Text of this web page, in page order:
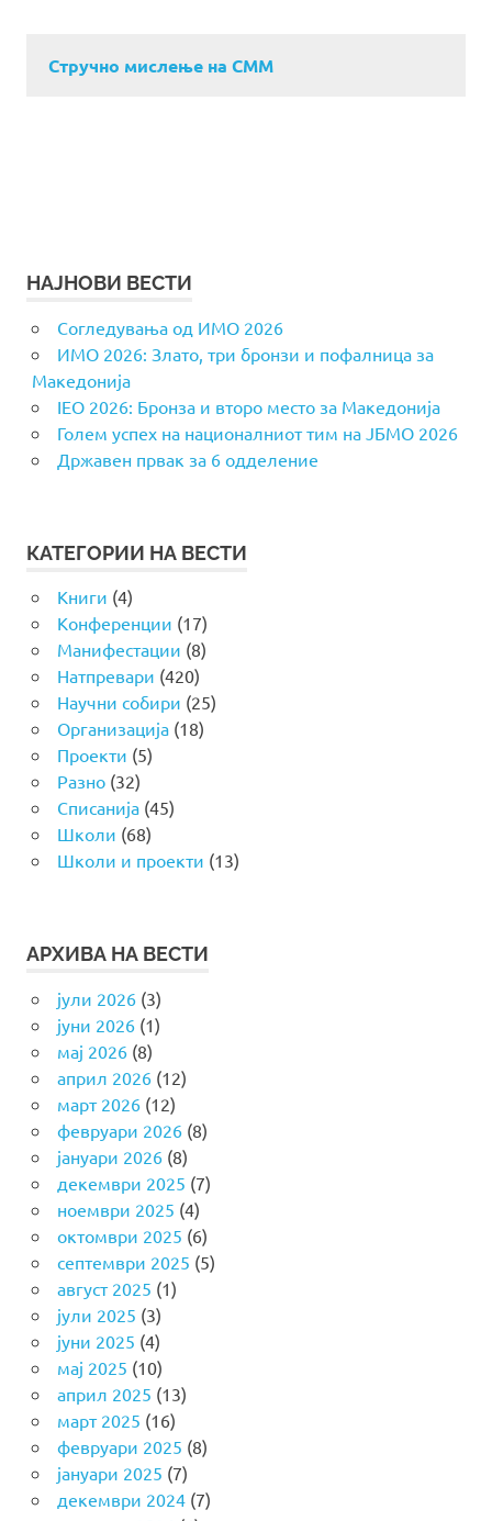
Стручно мислење на СММ
НАЈНОВИ ВЕСТИ
Согледувања од ИМО 2026
ИМО 2026: Злато, три бронзи и пофалница за
Македонија
IEO 2026: Бронза и второ место за Македонија
Голем успех на националниот тим на ЈБМО 2026
Државен првак за 6 одделение
КАТЕГОРИИ НА ВЕСТИ
Книги (4)
Конференции (17)
Манифестации (8)
Натпревари (420)
Научни собири (25)
Организација(18)
Проекти (5)
Разно(32)
Списанија(45)
Школи (68)
Школи и проекти (13)
АРХИВА НА ВЕСТИ
јули 2026(3)
јуни 2026(1)
мај 2026(8)
април 2026(12)
март 2026(12)
февруари 2026(8)
јануари 2026(8)
декември 2025 (7)
ноември 2025 (4)
октомври 2025 (6)
септември 2025 (5)
август 2025 (1)
јули 2025 (3)
јуни 2025 (4)
мај 2025 (10)
април 2025 (13)
март 2025 (16)
февруари 2025 (8)
јануари 2025 (7)
декември 2024(7)